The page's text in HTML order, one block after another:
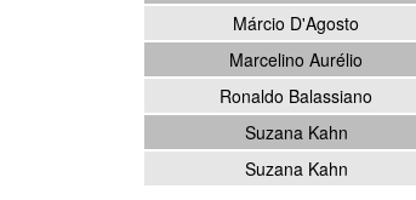
Márcio D'Agosto
Marcelino Aurélio
Ronaldo Balassiano
Suzana Kahn
Suzana Kahn